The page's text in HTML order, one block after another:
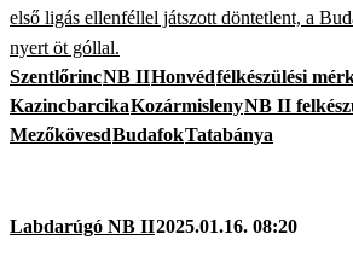
első ligás ellenféllel játszott döntetlent, a
nyert öt góllal.
SzentlőrincNB IIHonvédfélkészülési
KazincbarcikaKozármislenyNB II
MezőkövesdBudafokTatabánya
Labdarúgó NB II2025.01.16. 08:20